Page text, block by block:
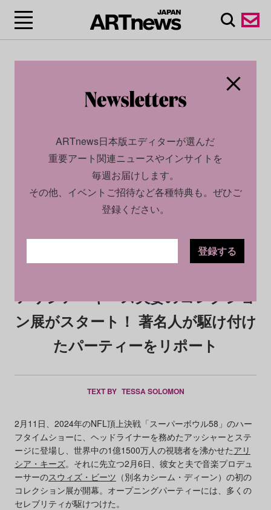
2024.02.13
アリシア・キーズ夫妻のコレクショ
ン展がスタート！ 著名人が駆け付け
たパーティーをリポート
TEXT BY TESSA SOLOMON
2月11日、2024年のNFL頂上決戦「スーパーボウル58」のハー
フタイムショーに、ヘッドライナーを務めたアッシャーとステ
ージに登場し、世界中の1億1500万人の視聴者を沸かせたアリ
シア・キーズ。それに先立つ2月6日、彼女と夫で音楽プロデュ
ーサーのスウィズ・ビーツ （別名カシーム・ディーン）の初の
コレクション展が開幕。オープニングパーティーには、多くの
セレブリティが駆けつけた。
ARTnews日本版エディターが選んだ
重要アート関連ニュースやインサイトを
毎週お届けします。
その他、イベントご招待など各種特典も。ぜひご
登録ください。
登録する